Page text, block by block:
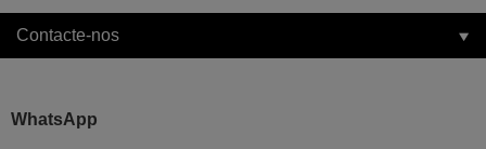
Contacte-nos
WhatsApp